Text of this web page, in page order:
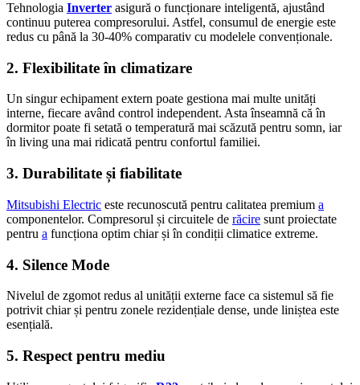
Tehnologia Inverter asigură o funcționare inteligentă, ajustând
continuu puterea compresorului. Astfel, consumul de energie este
redus cu până la 30-40% comparativ cu modelele convenționale.
2. Flexibilitate în climatizare
Un singur echipament extern poate gestiona mai multe unități
interne, fiecare având control independent. Asta înseamnă că în
dormitor poate fi setată o temperatură mai scăzută pentru somn, iar
în living una mai ridicată pentru confortul familiei.
3. Durabilitate și fiabilitate
Mitsubishi Electric este recunoscută pentru calitatea premium a
componentelor. Compresorul și circuitele de răcire sunt proiectate
pentru a funcționa optim chiar și în condiții climatice extreme.
4. Silence Mode
Nivelul de zgomot redus al unității externe face ca sistemul să fie
potrivit chiar și pentru zonele rezidențiale dense, unde liniștea este
esențială.
5. Respect pentru mediu